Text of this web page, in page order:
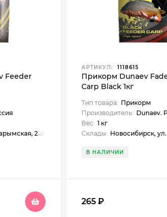
Feeder
8, Бердск, ул. Ленина, 89
АРТИКУЛ: 1118615
Прикорм Dunaev
Carp Black 1кг
Тип товара: Прикорм
Производитель: Dunaev.
Вес: 1 кг
Склады: Новосибирск, ул. Нарымская, 23, Бердск, ул. Карла Маркса, 1, Искитим, ул. Станционная, 1б (ЖУМ),
В НАЛИЧИИ
265 ₽